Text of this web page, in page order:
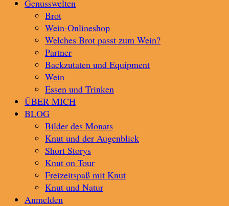
Genusswelten
Brot
Wein-Onlineshop
Welches Brot passt zum Wein?
Partner
Backzutaten und Equipment
Wein
Essen und Trinken
ÜBER MICH
BLOG
Bilder des Monats
Knut und der Augenblick
Short Storys
Knut on Tour
Freizeitspaß mit Knut
Knut und Natur
Anmelden